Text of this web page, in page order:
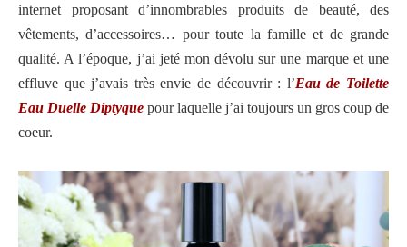
internet proposant d’innombrables produits de beauté, des
vêtements, d’accessoires… pour toute la famille et de grande
qualité. A l’époque, j’ai jeté mon dévolu sur une marque et une
effluve que j’avais très envie de découvrir : l’Eau de Toilette
Eau Duelle Diptyque pour laquelle j’ai toujours un gros coup de
coeur.